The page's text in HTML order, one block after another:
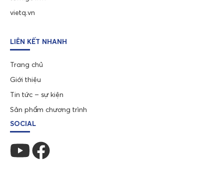
vietq.vn
LIÊN KẾT NHANH
Trang chủ
Giới thiệu
Tin tức – sự kiện
Sản phẩm chương trình
SOCIAL